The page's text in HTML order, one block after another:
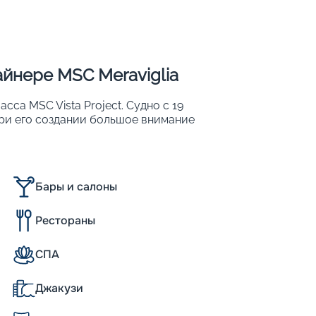
MSC Meraviglia
MSC Vista Project. Судно с 19
его создании большое внимание
классу флота MSC, был спущен на
палубный мегалайнер отличается
Бары и салоны
Рестораны
СПА
Джакузи